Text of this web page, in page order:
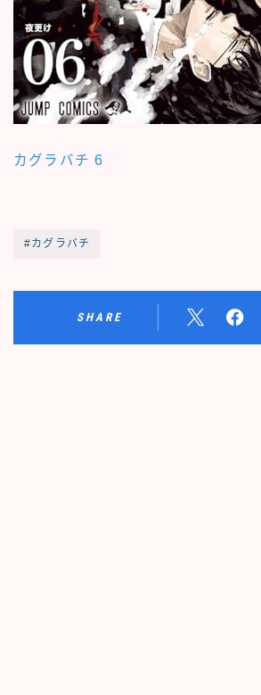
カグラバチ 6
#カグラバチ
SHARE